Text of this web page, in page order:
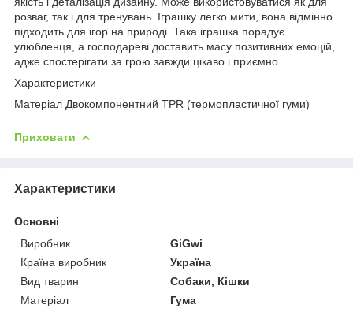
розваг, так і для тренувань. Іграшку легко мити, вона відмінно
підходить для ігор на природі. Така іграшка порадує
улюбленця, а господареві доставить масу позитивних емоцій,
адже спостерігати за грою завжди цікаво і приємно.
Характеристики
Матеріал Двокомпонентний TPR (термопластичної гуми)
Приховати
Характеристики
Основні
Виробник
GiGwi
Країна виробник
Україна
Вид тварин
Собаки, Кішки
Матеріал
Гума